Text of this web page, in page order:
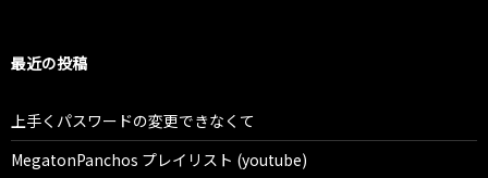
最近の投稿
上手くパスワードの変更できなくて
MegatonPanchos プレイリスト (youtube)